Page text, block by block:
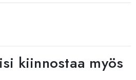
kiinnostaa myös